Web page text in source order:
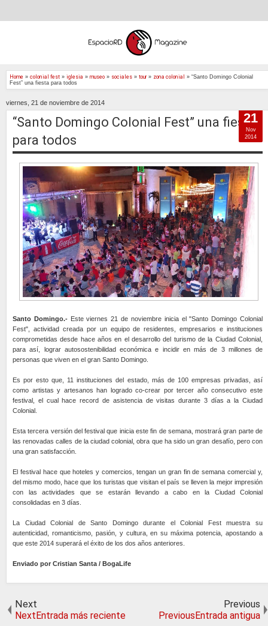
Home » colonial fest » iglesia » museo » sociales » tour» zona colonial » “Santo Domingo Colonial
Fest” una fiesta para todos
viernes, 21 de noviembre de 2014
“Santo Domingo Colonial Fest” una fiesta
para todos
Santo Domingo.-Este viernes 21 de noviembre inicia el "Santo Domingo Colonial
Fest", actividad creada por un equipo de residentes, empresarios e instituciones
comprometidas desde hace años en el desarrollo del turismo de la Ciudad Colonial,
para así, lograr autosostenibilidad económica e incidir en más de 3 millones de
personas que viven en el gran Santo Domingo.
Es por esto que, 11 instituciones del estado, más de 100 empresas privadas, así
como artistas y artesanos han logrado co-crear por tercer año consecutivo este
festival, el cual hace record de asistencia de visitas durante 3 días a la Ciudad
Colonial.
Esta tercera versión del festival que inicia este fin de semana, mostrará gran parte de
las renovadas calles de la ciudad colonial, obra que ha sido un gran desafío, pero con
una gran satisfacción.
El festival hace que hoteles y comercios, tengan un gran fin de semana comercial y,
del mismo modo, hace que los turistas que visitan el país se lleven la mejor impresión
con las actividades que se estarán llevando a cabo en la Ciudad Colonial
consolidadas en 3 días.
La Ciudad Colonial de Santo Domingo durante el Colonial Fest muestra su
autenticidad, romanticismo, pasión, y cultura, en su máxima potencia, apostando a
que este 2014 superará el éxito de los dos años anteriores.
Enviado por Cristian Santa / BogaLife
21
Nov
2014
Next
NextEntrada más reciente
Previous
PreviousEntrada antigua